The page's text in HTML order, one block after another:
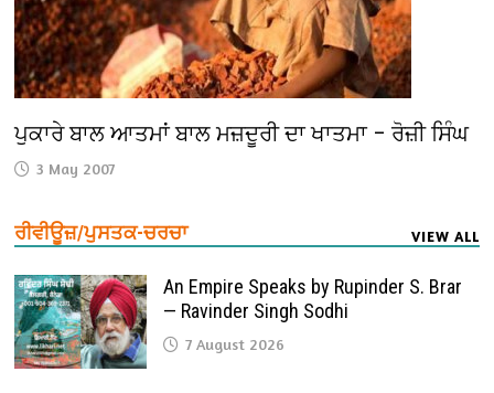
ਪੁਕਾਰੇ ਬਾਲ ਆਤਮਾਂ ਬਾਲ ਮਜ਼ਦੂਰੀ ਦਾ ਖਾਤਮਾ – ਰੋਜ਼ੀ ਸਿੰਘ
3 May 2007
ਰੀਵੀਊਜ਼/ਪੁਸਤਕ-ਚਰਚਾ VIEW ALL
An Empire Speaks by Rupinder S. Brar
— Ravinder Singh Sodhi
7 August 2026